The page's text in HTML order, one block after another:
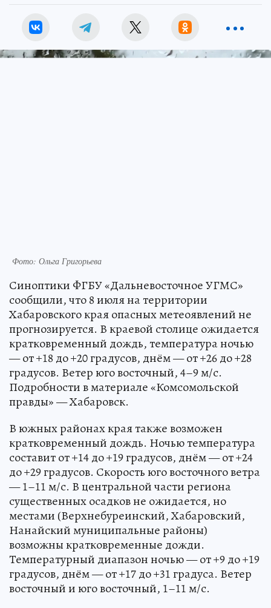
Фото: Ольга Григорьева
Синоптики ФГБУ «Дальневосточное УГМС»
сообщили, что 8 июля на территории
Хабаровского края опасных метеоявлений не
прогнозируется. В краевой столице ожидается
кратковременный дождь, температура ночью
— от +18 до +20 градусов, днём — от +26 до +28
градусов. Ветер юго восточный, 4–9 м/с.
Подробности в материале «Комсомольской
правды» — Хабаровск.
В южных районах края также возможен
кратковременный дождь. Ночью температура
составит от +14 до +19 градусов, днём — от +24
до +29 градусов. Скорость юго восточного ветра
— 1–11 м/с. В центральной части региона
существенных осадков не ожидается, но
местами (Верхнебуреинский, Хабаровский,
Нанайский муниципальные районы)
возможны кратковременные дожди.
Температурный диапазон ночью — от +9 до +19
градусов, днём — от +17 до +31 градуса. Ветер
восточный и юго восточный, 1–11 м/с.